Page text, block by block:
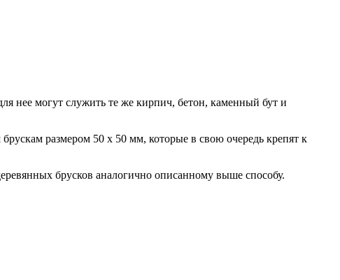
нее могут служить те же кирпич, бетон, каменный бут и
размером 50 х 50 мм, которые в свою очередь крепят к
брусков аналогично описанному выше способу.